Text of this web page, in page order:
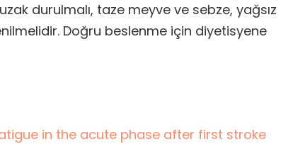
durulmalı, taze meyve ve sebze, yağsız
Doğru beslenme için diyetisyene
in the acute phase after first stroke